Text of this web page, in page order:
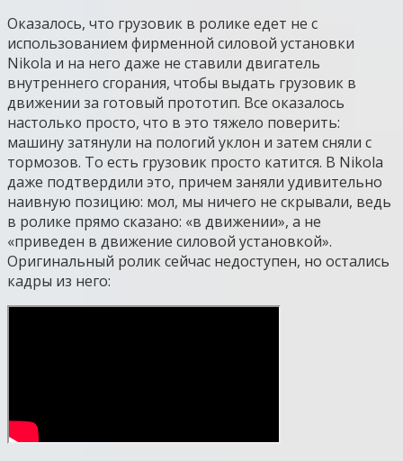
Оказалось, что грузовик в ролике едет не с
использованием фирменной силовой установки
Nikola и на него даже не ставили двигатель
внутреннего сгорания, чтобы выдать грузовик в
движении за готовый прототип. Все оказалось
настолько просто, что в это тяжело поверить:
машину затянули на пологий уклон и затем сняли с
тормозов. То есть грузовик просто катится. В Nikola
даже подтвердили это, причем заняли удивительно
наивную позицию: мол, мы ничего не скрывали, ведь
в ролике прямо сказано: «в движении», а не
«приведен в движение силовой установкой».
Оригинальный ролик сейчас недоступен, но остались
кадры из него: